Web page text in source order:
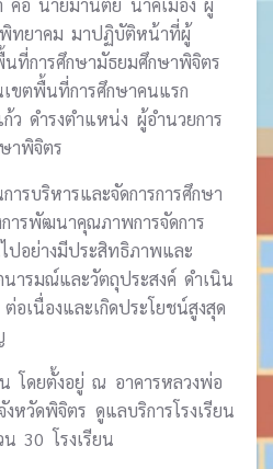
คือ นายมานิตย์ นาคเมือง ผู้
พิทยาคม มาปฏิบัติหน้าที่ผู้
นที่การศึกษามัธยมศึกษาพิจิตร
เขตพื้นที่การศึกษาคนแรก
ดำรงตำแหน่ง ผู้อำนวยการ
าพิจิตร
ารบริหารและจัดการการศึกษา
ารพัฒนาคุณภาพการจัดการ
ปอย่างมีประสิทธิภาพและ
ารมณ์และวัตถุประสงค์ ดำเนิน
อเนื่องและเกิดประโยชน์สูงสุด
โดยตั้งอยู่ ณ อาคารหลวงพ่อ
หวัดพิจิตร ดูแลบริการโรงเรียน
30 โรงเรียน